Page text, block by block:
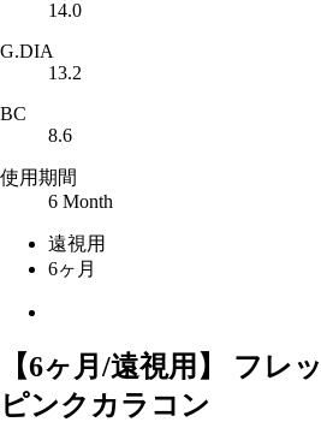
14.0
G.DIA
13.2
BC
8.6
使用期間
6 Month
遠視用
6ヶ月
【6ヶ月/遠視用】 フレ
ピンクカラコン